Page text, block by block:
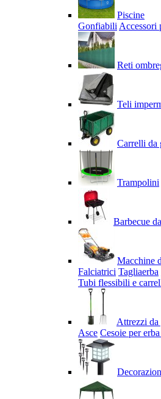
Piscine
Gonfiabili Accessori
Reti
Teli
Carrelli da
Trampolini
Barbecue
Macchine
Falciatrici Tagliaerba
Tubi flessibili e
Attrezzi
Asce Cesoie per